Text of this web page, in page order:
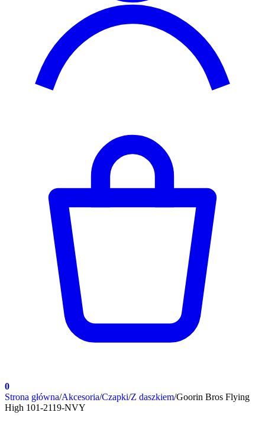
0
Strona główna/Akcesoria/Czapki/Z daszkiem/Goorin Bros Flying
High 101-2119-NVY